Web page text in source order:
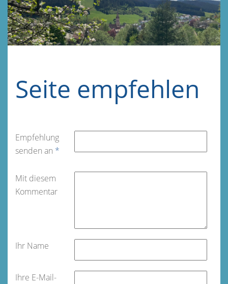
Seite empfehlen
Empfehlung
senden an *
Mit diesem
Kommentar
Ihr Name
Ihre E-Mail-